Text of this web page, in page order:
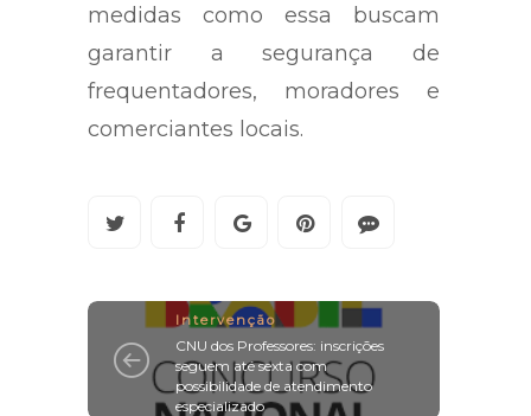
medidas como essa buscam
garantir a segurança de
frequentadores, moradores e
comerciantes locais.
Intervenção
CNU dos Professores: inscrições
seguem até sexta com
possibilidade de atendimento
especializado